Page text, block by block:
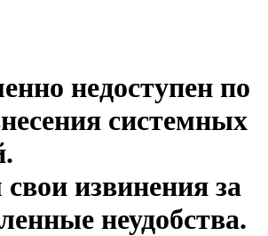
недоступен по
системных
извинения за
неудобства.